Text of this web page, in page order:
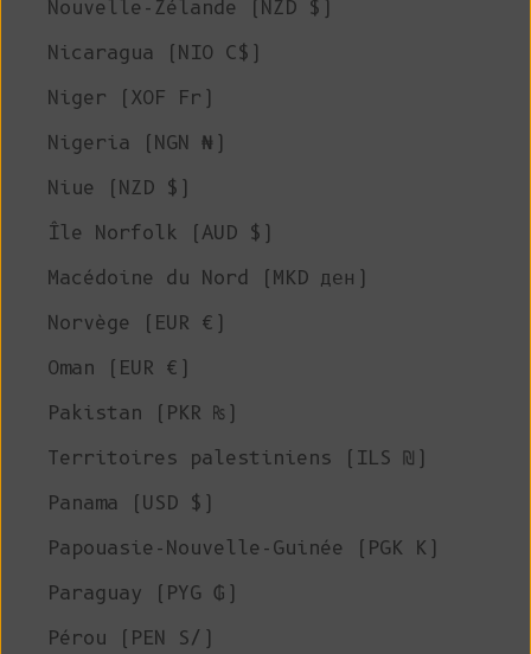
Nouvelle-Zélande (NZD $)
Nicaragua (NIO C$)
Niger (XOF Fr)
Nigeria (NGN ₦)
Niue (NZD $)
Île Norfolk (AUD $)
Macédoine du Nord (MKD ден)
Norvège (EUR €)
Oman (EUR €)
Pakistan (PKR ₨)
Territoires palestiniens (ILS ₪)
Panama (USD $)
Papouasie-Nouvelle-Guinée (PGK K)
Paraguay (PYG ₲)
Pérou (PEN S/)